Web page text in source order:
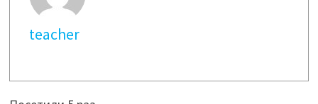
teacher